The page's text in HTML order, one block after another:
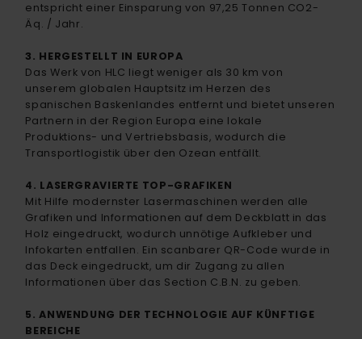
entspricht einer Einsparung von 97,25 Tonnen CO2-
Äq. / Jahr.
3. HERGESTELLT IN EUROPA
Das Werk von HLC liegt weniger als 30 km von
unserem globalen Hauptsitz im Herzen des
spanischen Baskenlandes entfernt und bietet unseren
Partnern in der Region Europa eine lokale
Produktions- und Vertriebsbasis, wodurch die
Transportlogistik über den Ozean entfällt.
4. LASERGRAVIERTE TOP-GRAFIKEN
Mit Hilfe modernster Lasermaschinen werden alle
Grafiken und Informationen auf dem Deckblatt in das
Holz eingedruckt, wodurch unnötige Aufkleber und
Infokarten entfallen. Ein scanbarer QR-Code wurde in
das Deck eingedruckt, um dir Zugang zu allen
Informationen über das Section C.B.N. zu geben.
5. ANWENDUNG DER TECHNOLOGIE AUF KÜNFTIGE
BEREICHE